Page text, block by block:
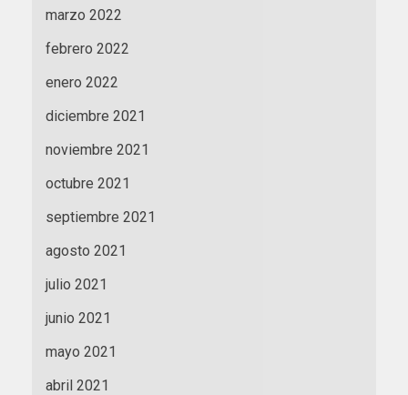
marzo 2022
febrero 2022
enero 2022
diciembre 2021
noviembre 2021
octubre 2021
septiembre 2021
agosto 2021
julio 2021
junio 2021
mayo 2021
abril 2021